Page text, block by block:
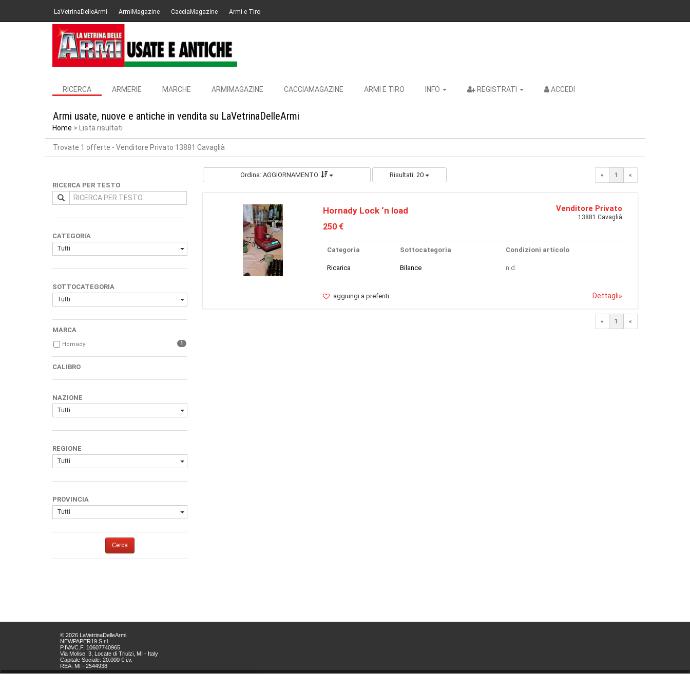
LaVetrinaDelleArmi ArmiMagazine CacciaMagazine Armi e Tiro
RICERCA ARMERIE MARCHE ARMIMAGAZINE CACCIAMAGAZINE ARMI E TIRO INFO REGISTRATI ACCEDI
Armi usate, nuove e antiche in vendita su LaVetrinaDelleArmi
Home Lista risultati
Trovate 1 offerte - Venditore Privato 13881 Cavaglià
RICERCA PER TESTO
CATEGORIA
Tutti
SOTTOCATEGORIA
Tutti
MARCA
Hornady 1
CALIBRO
NAZIONE
Tutti
REGIONE
Tutti
PROVINCIA
Tutti
Cerca
Ordina: AGGIORNAMENTO Risultati: 20 « 1 «
Hornady Lock ‘n load
250 €
Venditore Privato
13881 Cavaglià
Categoria Sottocategoria Condizioni articolo
Ricarica Bilance n.d.
aggiungi a preferiti Dettagli»
« 1 «
© 2026 LaVetrinaDelleArmi
NEWPAPER19 S.r.l.
P.IVA/C.F. 10607740965
Via Molise, 3, Locate di Triulzi, MI - Italy
Capitale Sociale: 20.000 € i.v.
REA: MI - 2544938